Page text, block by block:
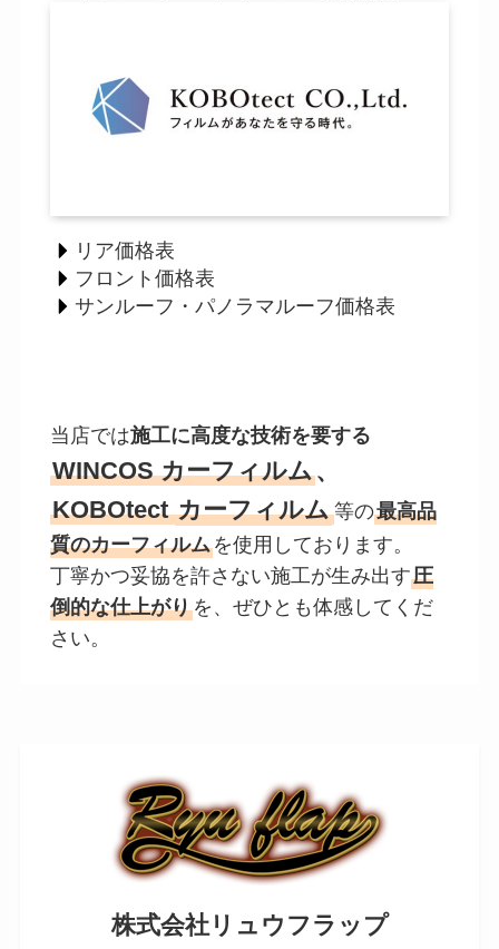
リア価格表
フロント価格表
サンルーフ・パノラマルーフ価格表
当店では施工に高度な技術を要する
WINCOS カーフィルム、
KOBOtectカーフィルム 等の最高品
質のカーフィルムを使用しております。
丁寧かつ妥協を許さない施工が生み出す圧
倒的な仕上がりを、ぜひとも体感してくだ
さい。
株式会社リュウフラップ